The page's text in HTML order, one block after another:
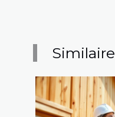
Similaire